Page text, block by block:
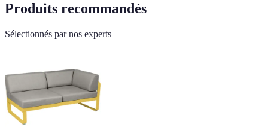
Produits recommandés
Sélectionnés par nos experts